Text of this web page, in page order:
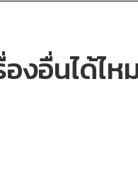
งอื่นได้ไห